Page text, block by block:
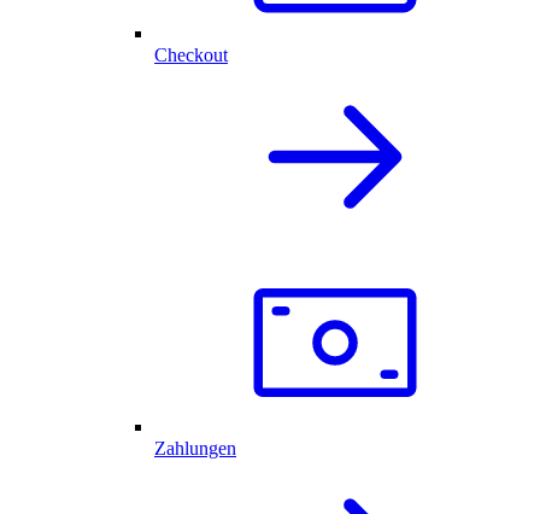
Checkout
Zahlungen